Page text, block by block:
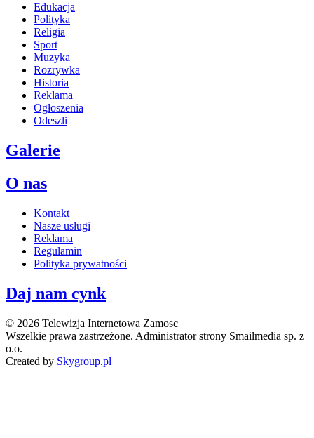
Edukacja
Polityka
Religia
Sport
Muzyka
Rozrywka
Historia
Reklama
Ogłoszenia
Odeszli
Galerie
O nas
Kontakt
Nasze usługi
Reklama
Regulamin
Polityka prywatności
Daj nam cynk
© 2026 Telewizja Internetowa Zamosc
Wszelkie prawa zastrzeżone. Administrator strony Smailmedia sp. z
o.o.
Created by Skygroup.pl